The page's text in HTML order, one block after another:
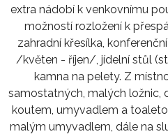
extra nádobí k venkovnímu
možností rozložení k
zahradní křesílka,
/květen - říjen/, jídelní stůl
kamna na pelety. Z
samostatných, malých ložnic,
koutem, umyvadlem a
malým umyvadlem, dále na